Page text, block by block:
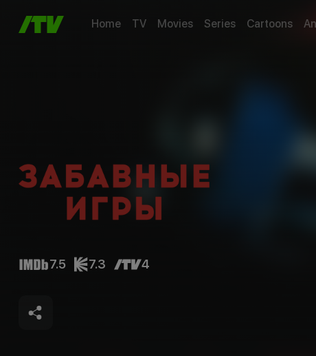
Home TV Movies Series Cartoons
7.5 7.3 4